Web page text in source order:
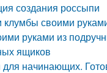
создания россыпи
своими
руками из
ящиков
начинающих.